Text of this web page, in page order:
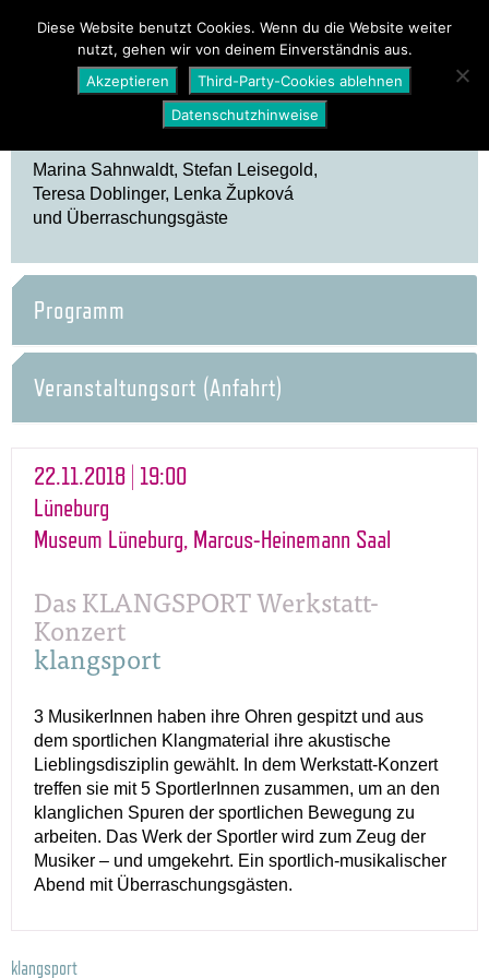
PROGRAMM ÜBER UNS NEWS
Marina Sahnwaldt, Stefan Leisegold,
Teresa Doblinger, Lenka Župková
und Überraschungsgäste
Programm
Veranstaltungsort (Anfahrt)
22.11.2018 | 19:00
Lüneburg
Museum Lüneburg, Marcus-Heinemann Saal
Das KLANGSPORT Werkstatt-
Konzert
klangsport
3 MusikerInnen haben ihre Ohren gespitzt und aus
dem sportlichen Klangmaterial ihre akustische
Lieblingsdisziplin gewählt. In dem Werkstatt-Konzert
treffen sie mit 5 SportlerInnen zusammen, um an den
klanglichen Spuren der sportlichen Bewegung zu
arbeiten. Das Werk der Sportler wird zum Zeug der
Musiker – und umgekehrt. Ein sportlich-musikalischer
Abend mit Überraschungsgästen.
klangsport
Diese Website benutzt Cookies. Wenn du die Website weiter
nutzt, gehen wir von deinem Einverständnis aus.
Akzeptieren
Third-Party-Cookies ablehnen
Datenschutzhinweise